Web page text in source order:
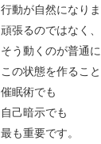
行動が自然になりま
頑張るのではなく、
そう動くのが普通に
この状態を作ること
催眠術でも
自己暗示でも
最も重要です。